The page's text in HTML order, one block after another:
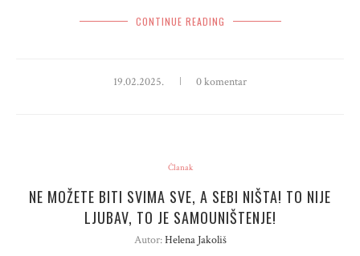
CONTINUE READING
19.02.2025. 0 komentar
Članak
NE MOŽETE BITI SVIMA SVE, A SEBI NIŠTA! TO NIJE
LJUBAV, TO JE SAMOUNIŠTENJE!
Autor:Helena Jakoliš